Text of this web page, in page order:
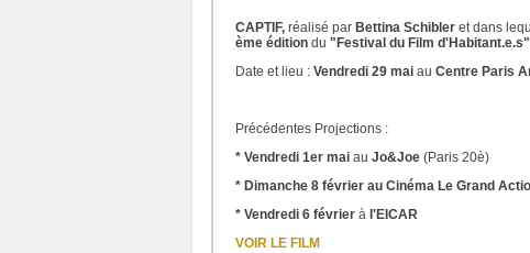
CAPTIF, réalisé par Bettina Schibler et dans
ème édition du "Festival du Film
Date et lieu : Vendredi 29 mai au Centre Paris
Précédentes Projections :
* Vendredi 1er mai au Jo&Joe (Paris 20è)
* Dimanche 8 février au Cinéma Le Grand
* Vendredi 6 février à l'EICAR
VOIR LE FILM